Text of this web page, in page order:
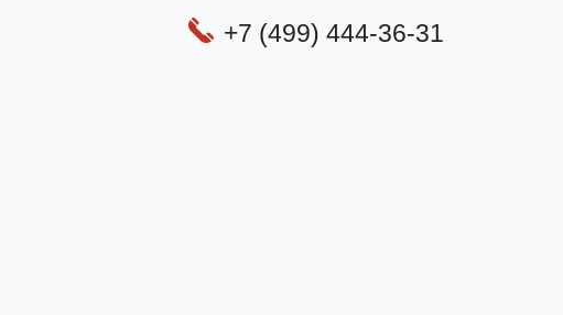
+7 (499) 444-36-31